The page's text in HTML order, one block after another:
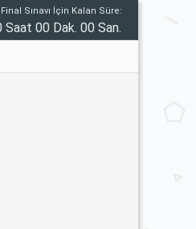
Sınavı İçin Kalan Süre:
Saat 00 Dak. 00 San.